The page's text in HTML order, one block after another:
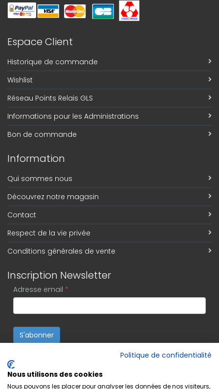
Espace Client
Historique de commande
Wishlist
Réseau Points Relais GLS
Informations pour les Administrations
Bon de commande
Information
Qui sommes nous
Découvrez notre magasin
Contact
Respect de la vie privée
Conditions générales de vente
Inscription Newsletter
Adresse email *
S'abonner
Politique de confidentialité
Nous utilisons des cookies
Nous pouvons les placer pour analyser les données de nos visiteurs,